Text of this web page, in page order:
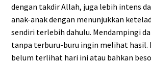
dengan takdir Allah, juga lebih intens
anak-anak dengan menunjukkan
sendiri terlebih dahulu. Mendampingi
tanpa terburu-buru ingin melihat hasil.
belum terlihat hari ini atau bahkan